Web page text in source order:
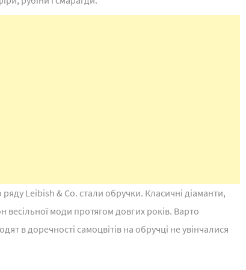
Leibish & Co. стали обручки. Класичні діаманти,
моди протягом довгих років. Варто
в доречності самоцвітів на обручці не увінчалися